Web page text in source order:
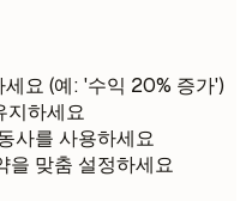
요 (예: '수익 20% 증가')
지하세요
사를 사용하세요
을 맞춤 설정하세요